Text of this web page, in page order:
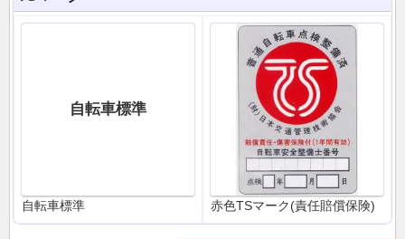
自転車標準
自転車標準 赤色TSマーク(責任賠償保険)